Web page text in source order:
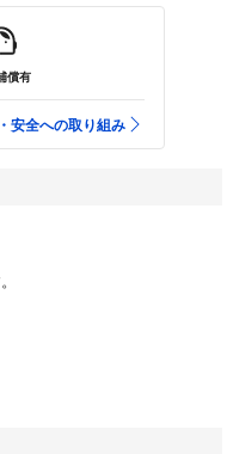
償有
安全への取り組み